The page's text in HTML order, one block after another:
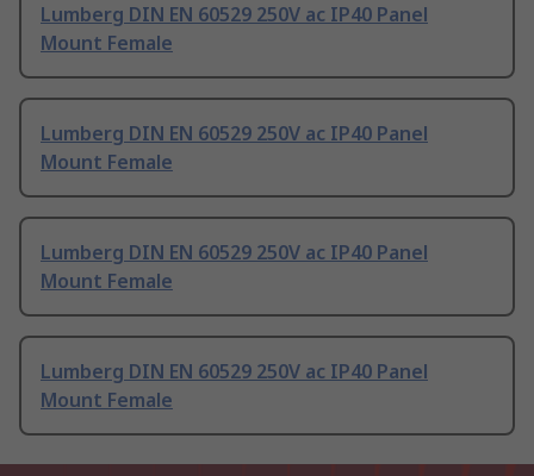
Lumberg DIN EN 60529 250V ac IP40 Panel
Mount Female
Lumberg DIN EN 60529 250V ac IP40 Panel
Mount Female
Lumberg DIN EN 60529 250V ac IP40 Panel
Mount Female
Lumberg DIN EN 60529 250V ac IP40 Panel
Mount Female